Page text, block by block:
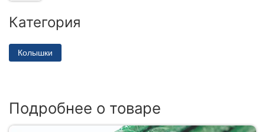
Категория
Колышки
Подробнее о товаре